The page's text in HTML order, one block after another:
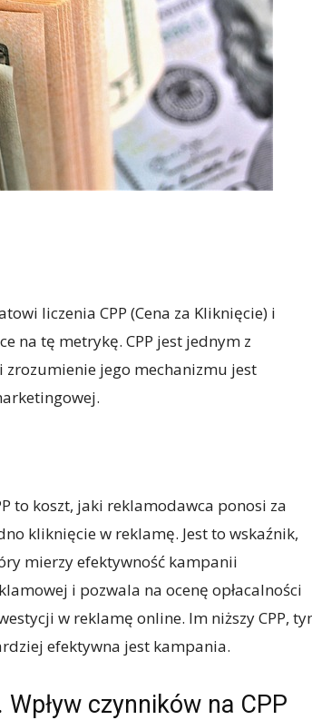
liczenia CPP (Cena za Kliknięcie) i
na tę metrykę. CPP jest jednym z
jego mechanizmu jest
to koszt, jaki reklamodawca ponosi za
kliknięcie w reklamę. Jest to wskaźnik,
mierzy efektywność kampanii
i pozwala na ocenę opłacalności
w reklamę online. Im niższy CPP,
efektywna jest kampania.
Wpływ czynników na CPP